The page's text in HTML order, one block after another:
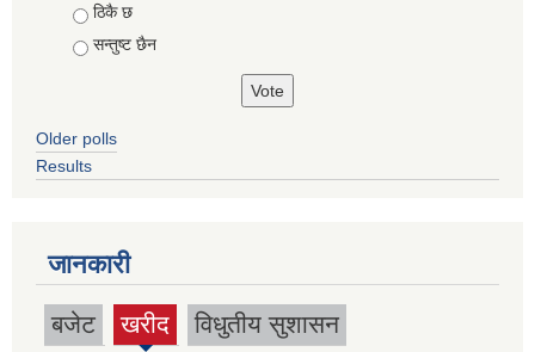
ठिकै छ
सन्तुष्ट छैन
Older polls
Results
जानकारी
बजेट खरीद
(active
विधुतीय सुशासन